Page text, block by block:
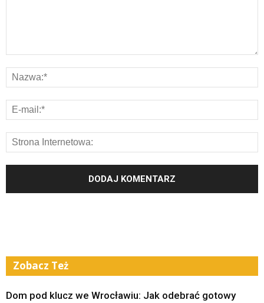
Zobacz Też
Dom pod klucz we Wrocławiu: Jak odebrać gotowy